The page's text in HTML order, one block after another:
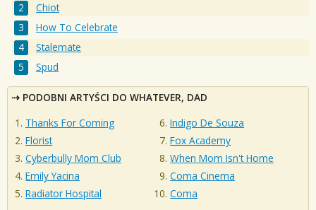
Chiot
How To Celebrate
Stalemate
Spud
PODOBNI ARTYŚCI DO WHATEVER, DAD
Thanks For Coming
Florist
Cyberbully Mom Club
Emily Yacina
Radiator Hospital
Indigo De Souza
Fox Academy
When Mom Isn't Home
Coma Cinema
Coma